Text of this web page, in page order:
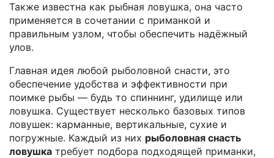
Также известна как рыбная ловушка, она часто
применяется в сочетании с приманкой и
правильным узлом, чтобы обеспечить надёжный
улов.
Главная идея любой рыболовной снасти, это
обеспечение удобства и эффективности при
поимке рыбы — будь то спиннинг, удилище или
ловушка. Существует несколько базовых типов
ловушек: карманные, вертикальные, сухие и
погружные. Каждый из них рыболовная снасть
ловушка требует подбора подходящей приманки,